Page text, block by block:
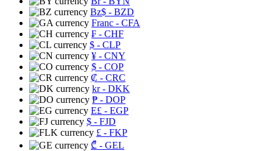
Bz$ - BZD
Franc - CFA
₣ - CHF
$ - CLP
¥ - CNY
$ - COP
₡ - CRC
kr- DKK
₱ - DOP
E£ - EGP
$ - FJD
£ - FKP
₾ - GEL